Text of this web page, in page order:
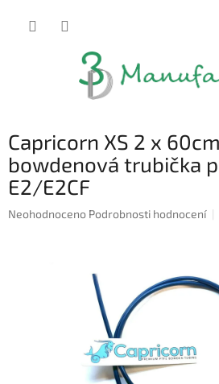
Capricorn XS 2 x
bowdenová trubička
E2/E2CF
Průměrné
Neohodnoceno Podrobnosti hodnocení